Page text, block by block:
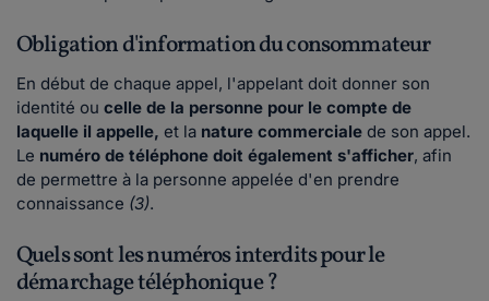
Obligation d'information du consommateur
En début de chaque appel, l'appelant doit donner son
identité ou celle de la personne pour le compte de
laquelle il appelle, et la nature commerciale de son appel.
Le numéro de téléphone doit également s'afficher, afin
de permettre à la personne appelée d'en prendre
connaissance (3).
Quels sont les numéros interdits pour le
démarchage téléphonique ?